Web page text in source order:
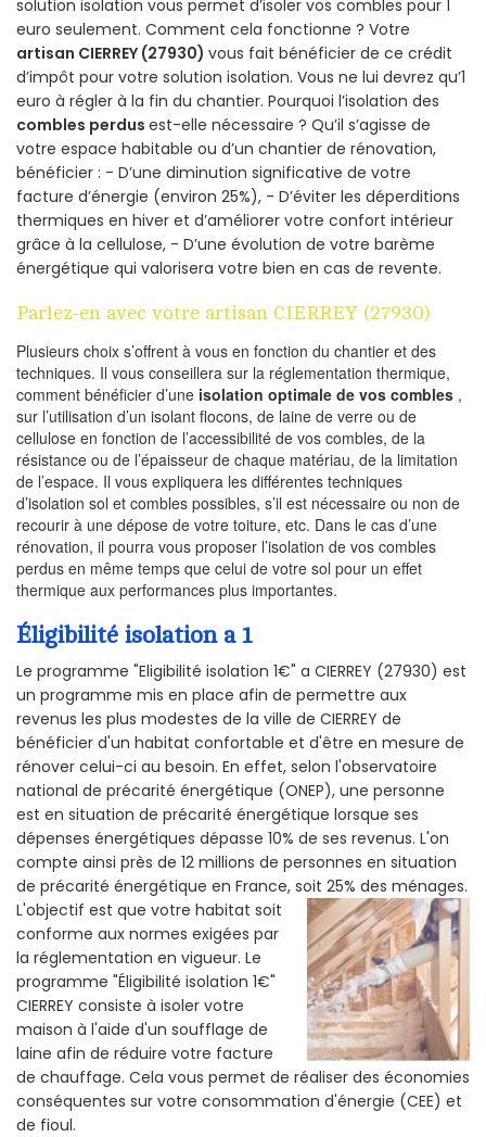
solution isolation vous permet d’isoler vos combles pour 1
euro seulement. Comment cela fonctionne ? Votre
artisan CIERREY (27930) vous fait bénéficier de ce crédit
d’impôt pour votre solution isolation. Vous ne lui devrez qu’1
euro à régler à la fin du chantier. Pourquoi l’isolation des
combles perdus est-elle nécessaire ? Qu’il s’agisse de
votre espace habitable ou d’un chantier de rénovation,
bénéficier : - D’une diminution significative de votre
facture d’énergie (environ 25%), - D’éviter les déperditions
thermiques en hiver et d’améliorer votre confort intérieur
grâce à la cellulose, - D’une évolution de votre barème
énergétique qui valorisera votre bien en cas de revente.
Parlez-en avec votre artisan CIERREY (27930)
Plusieurs choix s’offrent à vous en fonction du chantier et des
techniques. Il vous conseillera sur la réglementation thermique,
comment bénéficier d’une isolation optimale de vos combles ,
sur l’utilisation d’un isolant flocons, de laine de verre ou de
cellulose en fonction de l’accessibilité de vos combles, de la
résistance ou de l’épaisseur de chaque matériau, de la limitation
de l’espace. Il vous expliquera les différentes techniques
d’isolation sol et combles possibles, s’il est nécessaire ou non de
recourir à une dépose de votre toiture, etc. Dans le cas d’une
rénovation, il pourra vous proposer l’isolation de vos combles
perdus en même temps que celui de votre sol pour un effet
thermique aux performances plus importantes.
Éligibilité isolation a 1
Le programme "Eligibilité isolation 1€" a CIERREY (27930) est
un programme mis en place afin de permettre aux
revenus les plus modestes de la ville de CIERREY de
bénéficier d'un habitat confortable et d'être en mesure de
rénover celui-ci au besoin. En effet, selon l'observatoire
national de précarité énergétique (ONEP), une personne
est en situation de précarité énergétique lorsque ses
dépenses énergétiques dépasse 10% de ses revenus. L'on
compte ainsi près de 12 millions de personnes en situation
de précarité énergétique en France, soit 25% des ménages.
L'objectif est que votre habitat soit
conforme aux normes exigées par
la réglementation en vigueur. Le
programme "Éligibilité isolation 1€"
CIERREY consiste à isoler votre
maison à l'aide d'un soufflage de
laine afin de réduire votre facture
de chauffage. Cela vous permet de réaliser des économies
conséquentes sur votre consommation d'énergie (CEE) et
de fioul.